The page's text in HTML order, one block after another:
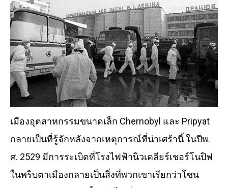
เมืองอุตสาหกรรมขนาดเล็ก Chernobyl และ Pripyat
กลายเป็นที่รู้จักหลังจากเหตุการณ์ที่น่าเศร้านี้ ในปีพ.
ศ. 2529 มีการระเบิดที่โรงไฟฟ้านิวเคลียร์เชอร์โนปิฟ
ในพริบตาเมืองกลายเป็นสิ่งที่พวกเขาเรียกว่าโซน